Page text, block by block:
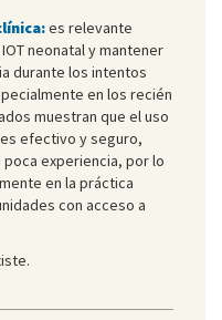
es relevante
neonatal y mantener
durante los intentos
en los recién
muestran que el uso
efectivo y seguro,
experiencia, por lo
en la práctica
con acceso a